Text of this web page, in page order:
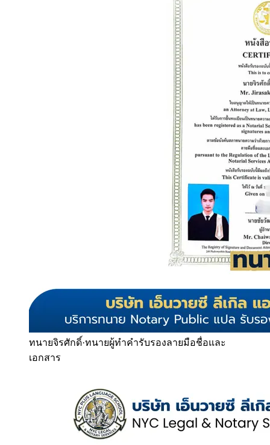
ทนายจิรศักดิ์·ทนายผู้ทำคำรับรองลายมือชื่อและ
เอกสาร